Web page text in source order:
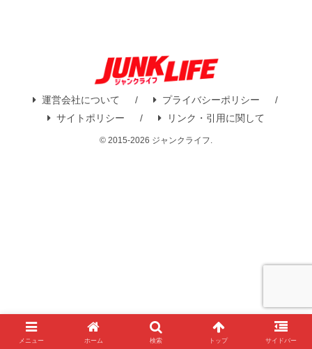
運営会社について
プライバシーポリシー
サイトポリシー
リンク・引用に関して
© 2015-2026 ジャンクライフ.
メニュー ホーム 検索 トップ サイドバー